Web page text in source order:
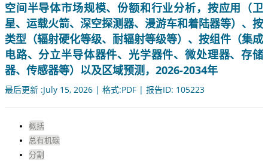
空间半导体市场规模、份额和行业分析，按应用（卫
星、运载火箭、深空探测器、漫游车和着陆器等）、按
类型（辐射硬化等级、耐辐射等级等）、按组件（集成
电路、分立半导体器件、光学器件、微处理器、存储
器、传感器等）以及区域预测，2026-2034年
最后更新 :July 15, 2026 | 格式:PDF | 报告ID: 105223
概括
总有机碳
分割